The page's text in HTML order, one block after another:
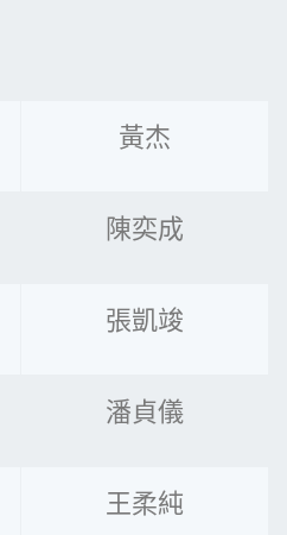
黃杰
陳奕成
張凱竣
潘貞儀
王柔純